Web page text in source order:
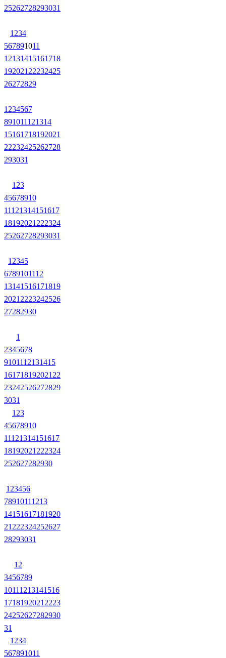
25262728293031
1 234
567891011
12131415161718
192021 22232425
26272829
1 234567
891011121314
15161718192021
22232425262728
293031
1 23
45678910
11121314151617
18192021 222324
25262728293031
1 2345
6789101112
13141516171819
2021 2223242526
27282930
1
2345678
9101112131415
161718192021 22
23242526272829
3031
1 23
45678910
11121314151617
18192021 222324
252627282930
1 23456
78910111213
14151617181920
21 222324252627
28293031
1 2
3456789
10111213141516
1718192021 2223
24252627282930
31
1 234
567891011